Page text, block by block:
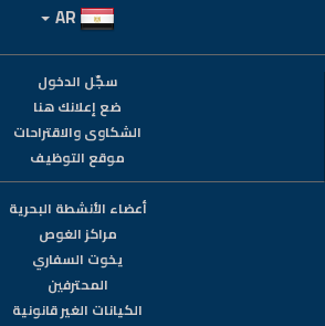
سجّل الدخول
ضع إعلانك هنا
الشكاوى والاقتراحات
موقع التوظيف
أعضاء الأنشطة البحرية
مراكز الغوص
يخوت السفاري
المحترفين
الكيانات الغير قانونية